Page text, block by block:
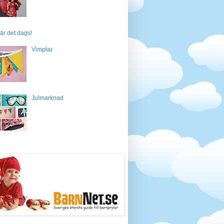
det dags!
Vimplar
Julmarknad